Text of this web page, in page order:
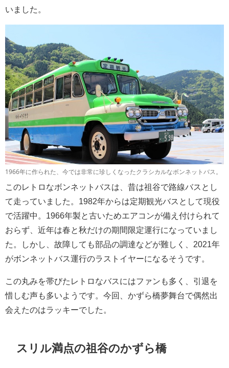
いました。
1966年に作られた、今では非常に珍しくなったクラシカルなボンネットバス。
このレトロなボンネットバスは、昔は祖谷で路線バスとし
て走っていました。1982年からは定期観光バスとして現役
で活躍中。1966年製と古いためエアコンが備え付けられて
おらず、近年は春と秋だけの期間限定運行になっていまし
た。しかし、故障しても部品の調達などが難しく、2021年
がボンネットバス運行のラストイヤーになるそうです。
この丸みを帯びたレトロなバスにはファンも多く、引退を
惜しむ声も多いようです。今回、かずら橋夢舞台で偶然出
会えたのはラッキーでした。
スリル満点の祖谷のかずら橋